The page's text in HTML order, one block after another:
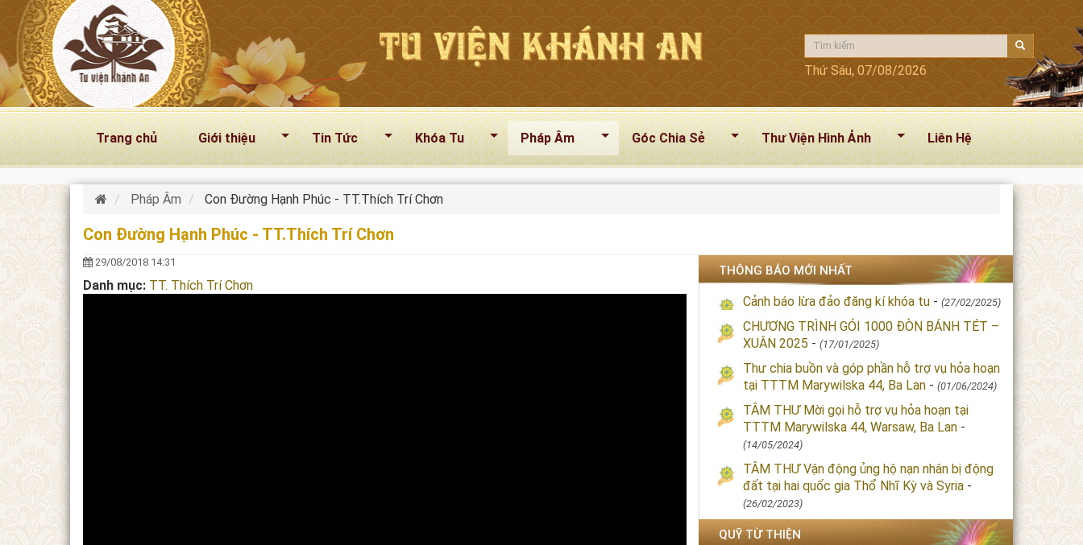
Nhảy đến nội dung
Thứ Sáu, 07/08/2026
Trang chủ Giới thiệu Tin Tức Khóa Tu Pháp Âm Góc Chia Sẻ Thư Viện Hình Ảnh Liên Hệ
Pháp Âm Con Đường Hạnh Phúc - TT.Thích Trí Chơn
Con Đường Hạnh Phúc - TT.Thích Trí Chơn
29/08/2018 14:31
Danh mục: TT. Thích Trí Chơn
THÔNG BÁO MỚI NHẤT
Cảnh báo lừa đảo đăng kí khóa tu- (27/02/2025)
CHƯƠNG TRÌNH GÓI 1000 ĐÒN BÁNH TÉT –
XUÂN 2025 - (17/01/2025)
Thư chia buồn và góp phần hỗ trợ vụ hỏa hoạn
tại TTTM Marywilska 44, Ba Lan- (01/06/2024)
TÂM THƯ Mời gọi hỗ trợ vụ hỏa hoạn tại
TTTM Marywilska 44, Warsaw, Ba Lan-
(14/05/2024)
TÂM THƯ Vận động ủng hộ nạn nhân bị động
đất tại hai quốc gia Thổ Nhĩ Kỳ và Syria-
(26/02/2023)
QUỸ TỪ THIỆN